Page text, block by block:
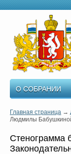
О СОБРАНИИ
Главная страница →
Людмилы
Стенограмма